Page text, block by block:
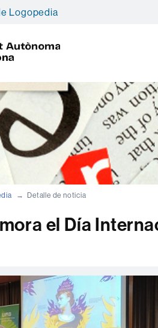
Logopedia
A
Detalle de noticia
el Día